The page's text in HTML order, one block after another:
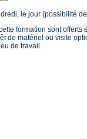
le jour (possibilité
formation sont
de matériel ou visite
de travail.